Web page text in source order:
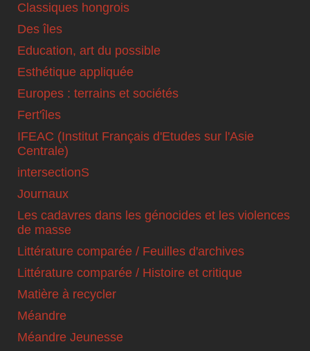
Classiques hongrois
Des îles
Education, art du possible
Esthétique appliquée
Europes : terrains et sociétés
Fert'îles
IFEAC (Institut Français d'Etudes sur l'Asie
Centrale)
intersectionS
Journaux
Les cadavres dans les génocides et les violences
de masse
Littérature comparée / Feuilles d'archives
Littérature comparée / Histoire et critique
Matière à recycler
Méandre
Méandre Jeunesse